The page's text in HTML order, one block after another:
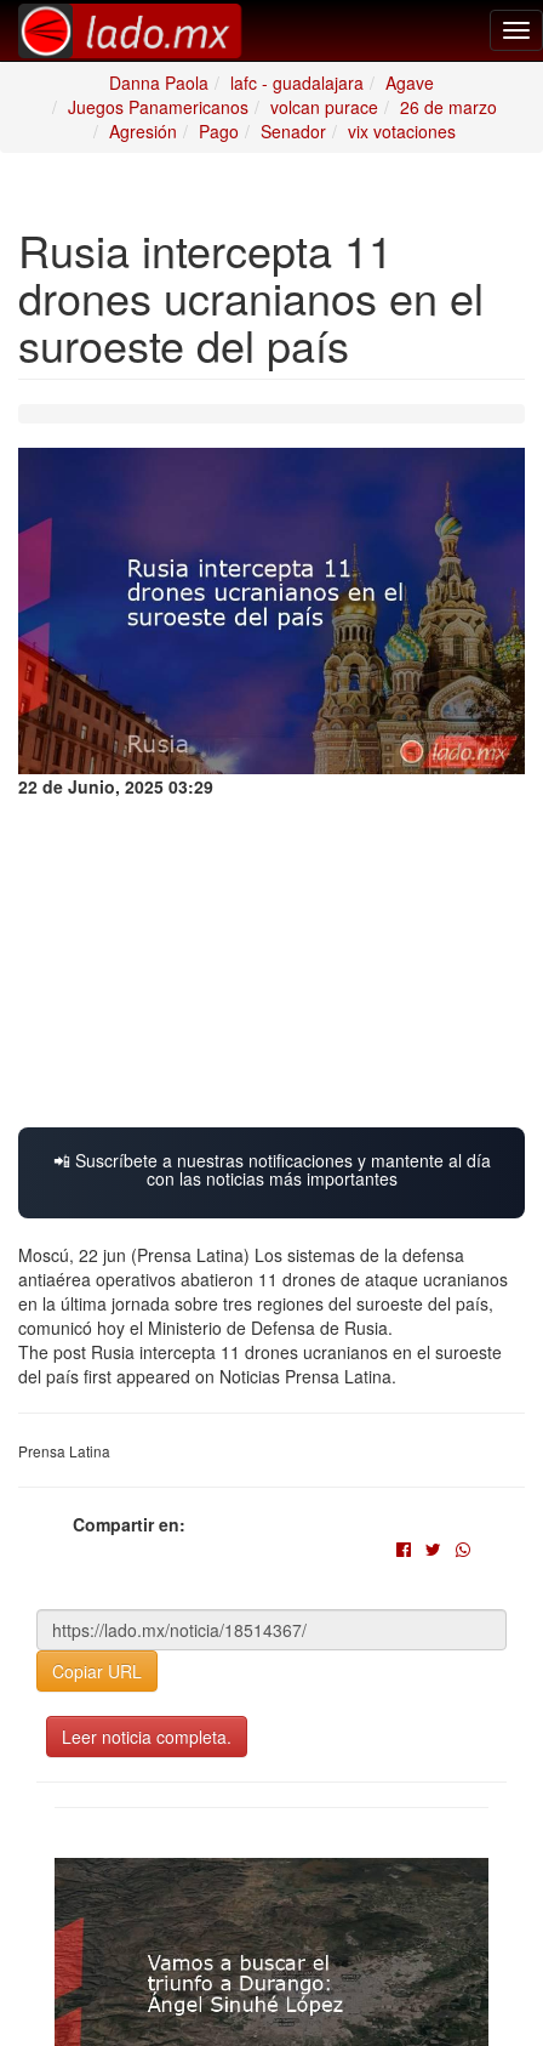
Danna Paola
lafc - guadalajara
Agave
Juegos Panamericanos
volcan purace
26 de marzo
Agresión
Pago Senador vix votaciones
Rusia intercepta 11
drones ucranianos en el
suroeste del país
22 de Junio, 2025 03:29
📲 Suscríbete a nuestras notificaciones y mantente al día
con las noticias más importantes
Moscú, 22 jun (Prensa Latina) Los sistemas de la defensa
antiaérea operativos abatieron 11 drones de ataque ucranianos
en la última jornada sobre tres regiones del suroeste del país,
comunicó hoy el Ministerio de Defensa de Rusia.
The post Rusia intercepta 11 drones ucranianos en el suroeste
del país first appeared on Noticias Prensa Latina.
Prensa Latina
Compartir en:
Copiar URL
Leer noticia completa.